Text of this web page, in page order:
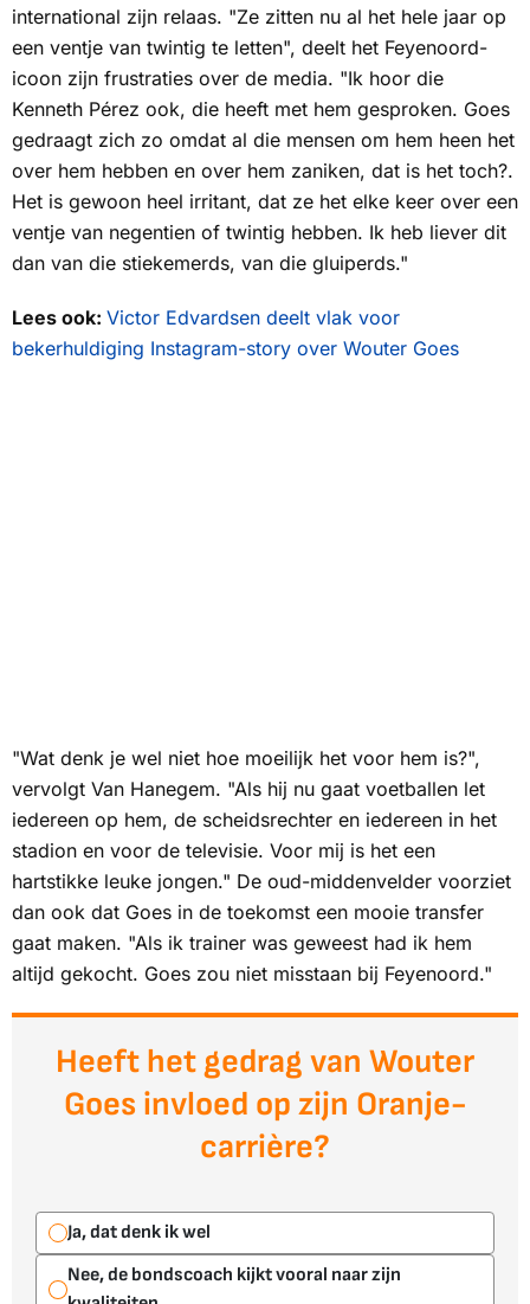
international zijn relaas. "Ze zitten nu al het hele jaar op
een ventje van twintig te letten", deelt het Feyenoord-
icoon zijn frustraties over de media. "Ik hoor die
Kenneth Pérez ook, die heeft met hem gesproken. Goes
gedraagt zich zo omdat al die mensen om hem heen het
over hem hebben en over hem zaniken, dat is het toch?.
Het is gewoon heel irritant, dat ze het elke keer over een
ventje van negentien of twintig hebben. Ik heb liever dit
dan van die stiekemerds, van die gluiperds."
Lees ook: Victor Edvardsen deelt vlak voor
bekerhuldiging Instagram-story over Wouter Goes
"Wat denk je wel niet hoe moeilijk het voor hem is?",
vervolgt Van Hanegem. "Als hij nu gaat voetballen let
iedereen op hem, de scheidsrechter en iedereen in het
stadion en voor de televisie. Voor mij is het een
hartstikke leuke jongen." De oud-middenvelder voorziet
dan ook dat Goes in de toekomst een mooie transfer
gaat maken. "Als ik trainer was geweest had ik hem
altijd gekocht. Goes zou niet misstaan bij Feyenoord."
Heeft het gedrag van Wouter
Goes invloed op zijn Oranje-
carrière?
Ja, dat denk ik wel
Nee, de bondscoach kijkt vooral naar zijn